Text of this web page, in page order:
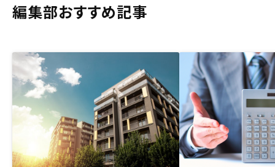
編集部おすすめ記事